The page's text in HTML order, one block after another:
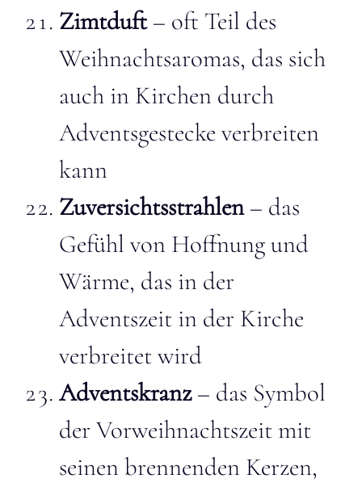
Zimtduft– oft Teil des
Weihnachtsaromas, das sich
auch in Kirchen durch
Adventsgestecke verbreiten
kann
Zuversichtsstrahlen– das
Gefühl von Hoffnung und
Wärme, das in der
Adventszeit in der Kirche
verbreitet wird
Adventskranz– das Symbol
der Vorweihnachtszeit mit
seinen brennenden Kerzen,